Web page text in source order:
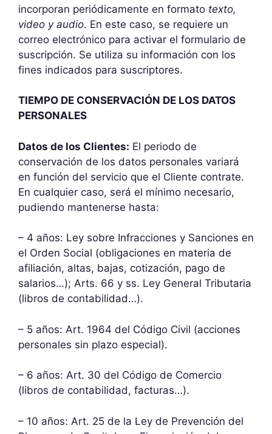
incorporan periódicamente en formato texto,
video y audio. En este caso, se requiere un
correo electrónico para activar el formulario de
suscripción. Se utiliza su información con los
fines indicados para suscriptores.
TIEMPO DE CONSERVACIÓN DE LOS DATOS
PERSONALES
Datos de los Clientes: El periodo de
conservación de los datos personales variará
en función del servicio que el Cliente contrate.
En cualquier caso, será el mínimo necesario,
pudiendo mantenerse hasta:
– 4 años: Ley sobre Infracciones y Sanciones en
el Orden Social (obligaciones en materia de
afiliación, altas, bajas, cotización, pago de
salarios…); Arts. 66 y ss. Ley General Tributaria
(libros de contabilidad…).
– 5 años: Art. 1964 del Código Civil (acciones
personales sin plazo especial).
– 6 años: Art. 30 del Código de Comercio
(libros de contabilidad, facturas…).
– 10 años: Art. 25 de la Ley de Prevención del